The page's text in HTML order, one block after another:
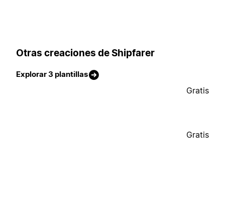
Otras creaciones de Shipfarer
Explorar 3 plantillas
Gratis
Gratis